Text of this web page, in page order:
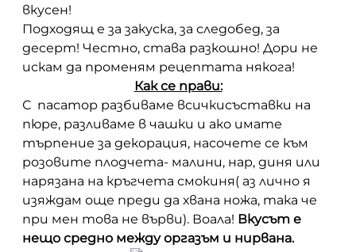
вкусен!
Подходящ е за закуска, за следобед, за
десерт! Честно, става разкошно! Дори не
искам да променям рецептата някога!
Как се прави:
С пасатор разбиваме всичкисъставки на
пюре, разливаме в чашки и ако имате
търпение за декорация, насочете се към
розовите плодчета- малини, нар, диня или
нарязана на кръгчета смокиня( аз лично я
изяждам още преди да хвана ножа, така че
при мен това не върви). Воала! Вкусът е
нещо средно между оргазъм и нирвана.